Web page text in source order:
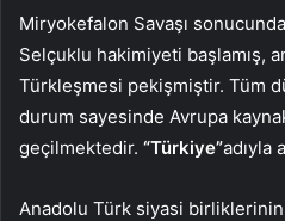
Miryokefalon Savaşı
Selçuklu hakimiyeti başlamış,
Türkleşmesi pekişmiştir. Tüm
durum sayesinde Avrupa
geçilmektedir. “Türkiye”adıyla
Anadolu Türk siyasi